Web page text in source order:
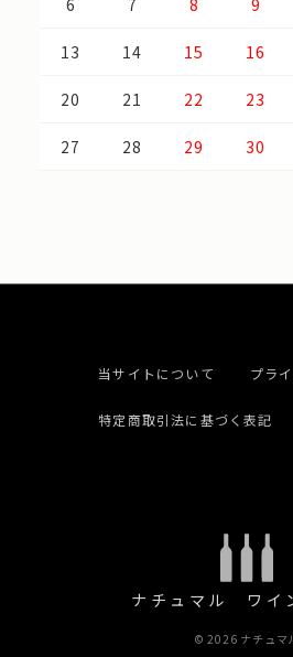
6 7 8 9
13 14 15 16
20 21 22 23
27 28 29 30
当サイトについて プラ
特定商取引法に基づく表記
ナチュマル ワイ
© 2026 ナチュマ